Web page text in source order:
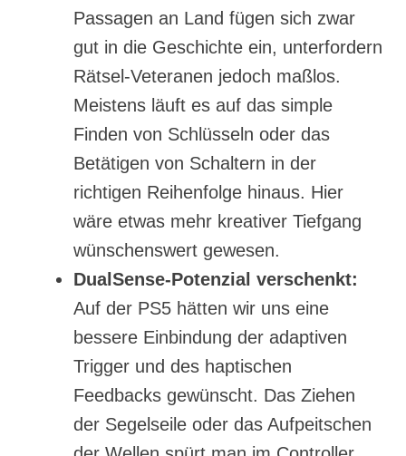
Passagen an Land fügen sich zwar
gut in die Geschichte ein, unterfordern
Rätsel-Veteranen jedoch maßlos.
Meistens läuft es auf das simple
Finden von Schlüsseln oder das
Betätigen von Schaltern in der
richtigen Reihenfolge hinaus. Hier
wäre etwas mehr kreativer Tiefgang
wünschenswert gewesen.
DualSense-Potenzial verschenkt:
Auf der PS5 hätten wir uns eine
bessere Einbindung der adaptiven
Trigger und des haptischen
Feedbacks gewünscht. Das Ziehen
der Segelseile oder das Aufpeitschen